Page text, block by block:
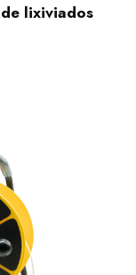
lixiviados